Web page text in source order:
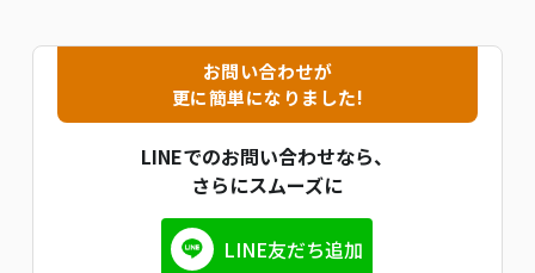
お問い合わせが
更に簡単になりました!
LINEでのお問い合わせなら、
さらにスムーズに
LINE友だち追加